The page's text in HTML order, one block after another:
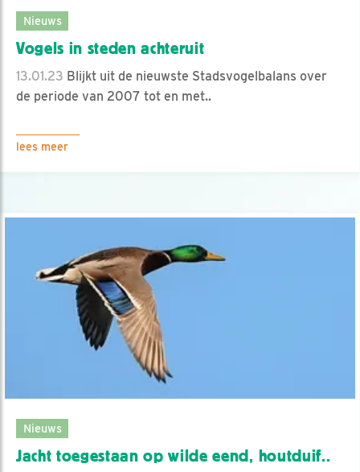
Nieuws
Vogels in steden achteruit
13.01.23 Blijkt uit de nieuwste Stadsvogelbalans over
de periode van 2007 tot en met..
lees meer
Nieuws
Jacht toegestaan op wilde eend, houtduif..